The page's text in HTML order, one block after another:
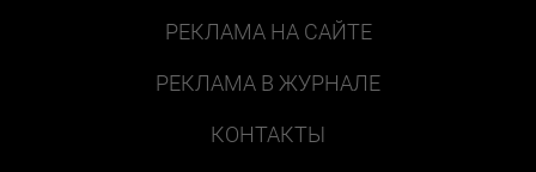
РЕКЛАМА НА САЙТЕ
РЕКЛАМА В ЖУРНАЛЕ
КОНТАКТЫ